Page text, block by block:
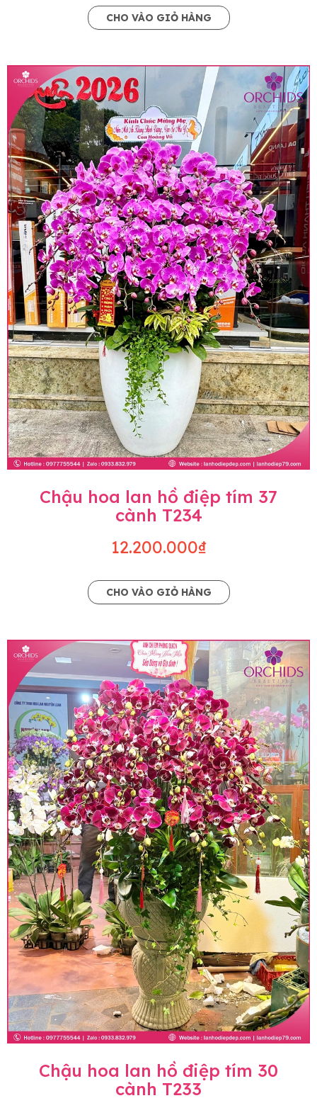
CHO VÀO GIỎ HÀNG
Chậu hoa lan hồ điệp tím 37
cành T234
12.200.000₫
CHO VÀO GIỎ HÀNG
Chậu hoa lan hồ điệp tím 30
cành T233